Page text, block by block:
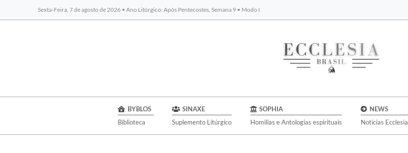
Sexta-Feira, 7 de agosto de 2026 • Ano Litúrgico: Após Pentecostes, Semana 9 • Modo I
BYBLOS
BYBLOS
Biblioteca
SINAXE
Suplemento Litúrgico
SOPHIA
Homilias e Antologias espirituais
NEWS
Notícias Ecclesia